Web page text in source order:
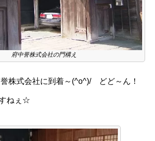
府中誉株式会社の門構え
株式会社に到着～(^o^)/ どど～ん！
ねぇ☆